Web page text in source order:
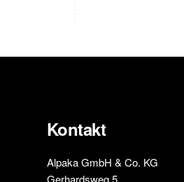
Kontakt
Alpaka GmbH & Co. KG
Gerhardsweg 5